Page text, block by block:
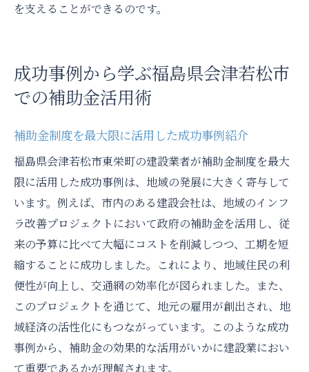
を支えることができるのです。
成功事例から学ぶ福島県会津若松市
での補助金活用術
補助金制度を最大限に活用した成功事例紹介
福島県会津若松市東栄町の建設業者が補助金制度を最大
限に活用した成功事例は、地域の発展に大きく寄与して
います。例えば、市内のある建設会社は、地域のインフ
ラ改善プロジェクトにおいて政府の補助金を活用し、従
来の予算に比べて大幅にコストを削減しつつ、工期を短
縮することに成功しました。これにより、地域住民の利
便性が向上し、交通網の効率化が図られました。また、
このプロジェクトを通じて、地元の雇用が創出され、地
域経済の活性化にもつながっています。このような成功
事例から、補助金の効果的な活用がいかに建設業におい
て重要であるかが理解されます。